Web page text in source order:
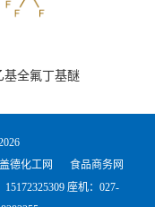
基全氟丁基醚
盖德化工网
食品商务网
15172325309 座机：027-